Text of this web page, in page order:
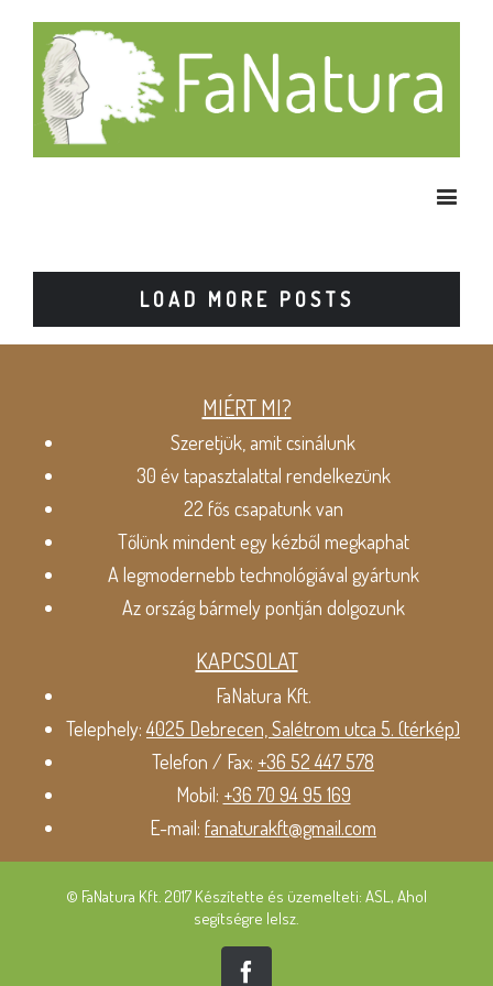
LOAD MORE POSTS
MIÉRT MI?
Szeretjük, amit csinálunk
30 év tapasztalattal rendelkezünk
22 fős csapatunk van
Tőlünk mindent egy kézből megkaphat
A legmodernebb technológiával gyártunk
Az ország bármely pontján dolgozunk
KAPCSOLAT
FaNatura Kft.
Telephely:4025 Debrecen, Salétrom utca 5. (térkép)
Telefon / Fax: +36 52 447 578
Mobil: +36 70 94 95 169
E-mail: fanaturakft@gmail.com
© FaNatura Kft. 2017 Készítette és üzemelteti: ASL, Ahol
segítségre lelsz.